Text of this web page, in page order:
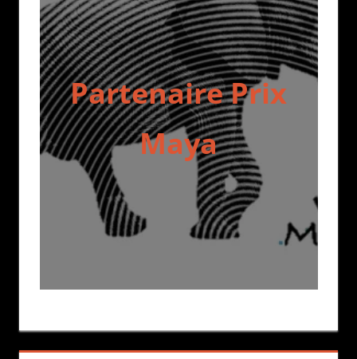
Partenaire Prix
Maya